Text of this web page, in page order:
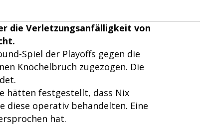
die Verletzungsanfälligkeit von
Spiel der Playoffs gegen die
Knöchelbruch zugezogen. Die
hätten festgestellt, dass Nix
diese operativ behandelten. Eine
hat.